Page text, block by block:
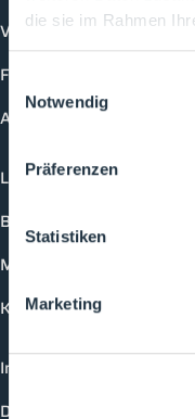
die sie im Rahmen
Einwilligungsauswahl
Notwendig
Präferenzen
Statistiken
Marketing
Vorträge
Future-Faces
Academy
Login
Buchungsmöglichkeiten
Medienformate
Kontakt
Impressum
Datenschutzerklärung